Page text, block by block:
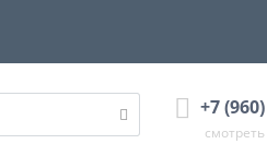
+7
смотреть